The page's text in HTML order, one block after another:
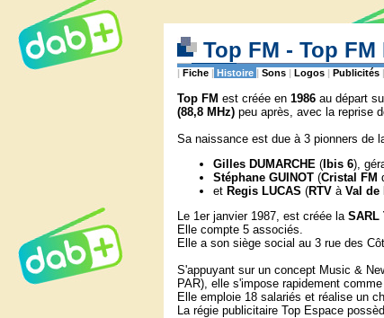
Top FM - Top
| Fiche | Histoire | Sons | Logos | Publicités |
Top FM est créée en 1986 au départ
(88,8 MHz) peu après, avec la reprise
Sa naissance est due à 3 pionners de
Gilles DUMARCHE ( Ibis 6),
Stéphane GUINOT (Cristal FM
et Regis LUCAS (RTV à Val de
Le 1er janvier 1987, est créée la SARL
Elle compte 5 associés.
Elle a son siège social au 3 rue des
S'appuyant sur un concept Music &
PAR), elle s'impose rapidement
Elle emploie 18 salariés et réalise un
La régie publicitaire Top Espace